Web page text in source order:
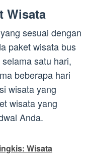
Wisata
sesuai dengan
paket wisata bus
satu hari,
beberapa hari
wisata yang
wisata yang
Anda.
Wisata